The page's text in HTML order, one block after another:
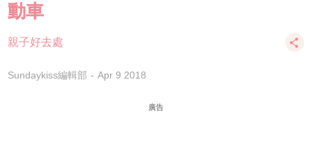
動車
親子好去處
Sundaykiss編輯部 Apr 9 2018
廣告